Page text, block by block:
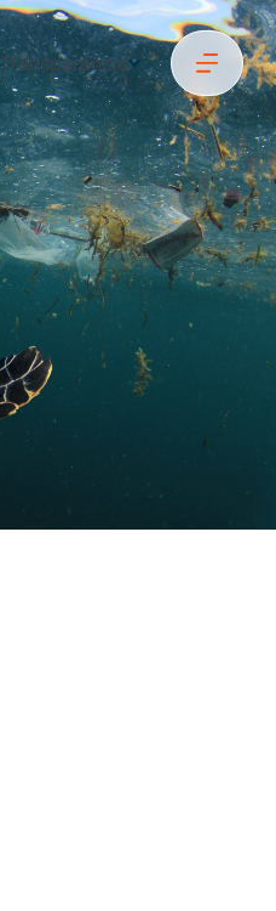
Transparencia